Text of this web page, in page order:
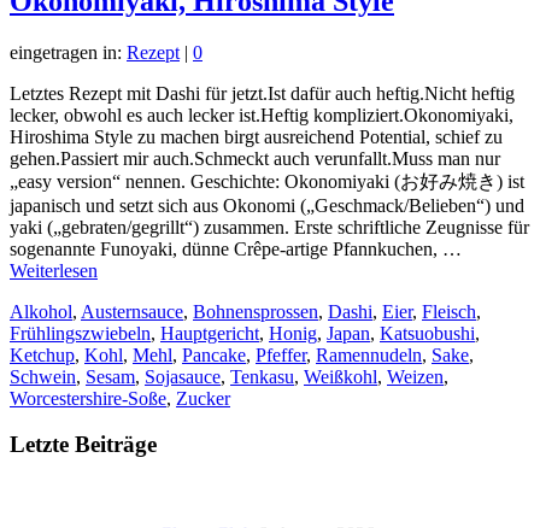
eingetragen in: Rezept | 0
Letztes Rezept mit Dashi für jetzt.Ist dafür auch heftig.Nicht heftig
lecker, obwohl es auch lecker ist.Heftig kompliziert.Okonomiyaki,
Hiroshima Style zu machen birgt ausreichend Potential, schief zu
gehen.Passiert mir auch.Schmeckt auch verunfallt.Muss man nur
„easy version“ nennen. Geschichte: Okonomiyaki (お好み焼き) ist
japanisch und setzt sich aus Okonomi („Geschmack/Belieben“) und
yaki („gebraten/gegrillt“) zusammen. Erste schriftliche Zeugnisse für
sogenannte Funoyaki, dünne Crêpe-artige Pfannkuchen, …
Weiterlesen
Alkohol, Austernsauce, Bohnensprossen, Dashi, Eier, Fleisch,
Frühlingszwiebeln, Hauptgericht, Honig, Japan, Katsuobushi,
Ketchup, Kohl, Mehl, Pancake, Pfeffer, Ramennudeln, Sake,
Schwein, Sesam, Sojasauce, Tenkasu, Weißkohl, Weizen,
Worcestershire-Soße, Zucker
Letzte Beiträge